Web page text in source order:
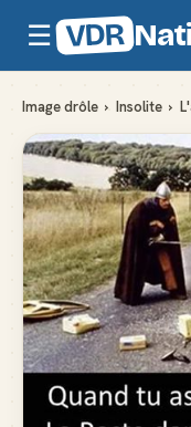
☰ VDR
Image drôle › Insolite ›